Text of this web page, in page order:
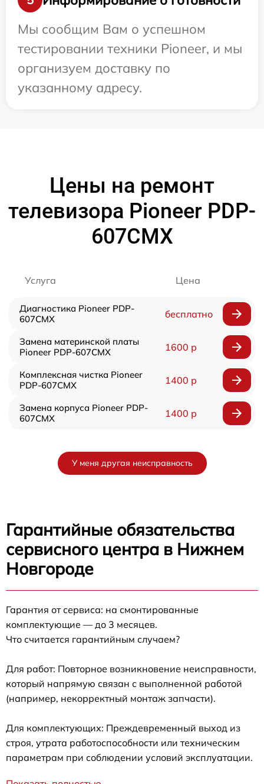
Мы сообщим Вам о успешном
тестировании техники Pioneer, и мы
организуем доставку по
указанному адресу.
Цены на ремонт
телевизора Pioneer PDP-
607CMX
Услуга Цена
Диагностика Pioneer PDP-
607CMX
бесплатно
Замена материнской платы
Pioneer PDP-607CMX
1600 р
Комплексная чистка Pioneer
PDP-607CMX
1400 р
Замена корпуса Pioneer PDP-
607CMX
1400 р
У меня другая неисправность
Гарантийные обязательства
сервисного центра в Нижнем
Новгороде
Гарантия от сервиса: на смонтированные
комплектующие — до 3 месяцев.
Что считается гарантийным случаем?
Для работ: Повторное возникновение неисправности,
который напрямую связан с выполненной работой
(например, некорректный монтаж запчасти).
Для комплектующих: Преждевременный выход из
строя, утрата работоспособности или техническим
параметрам при соблюдении условий эксплуатации.